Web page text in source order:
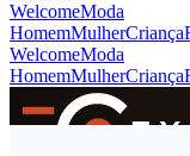
WelcomeModa
HomemMulherCriança
WelcomeModa
HomemMulherCriança